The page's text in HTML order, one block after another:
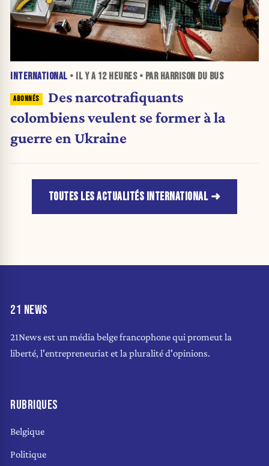
INTERNATIONAL • IL Y A 12 HEURES• PAR HARRISON DU BUS
Des narcotrafiquants
colombiens veulent se former à la
guerre en Ukraine
TOUTES LES ACTUALITÉS INTERNATIONAL
21 NEWS
21News est un média belge francophone qui promeut la
liberté, l'entrepreneuriat et la pluralité d'opinions.
RUBRIQUES
Belgique
Politique